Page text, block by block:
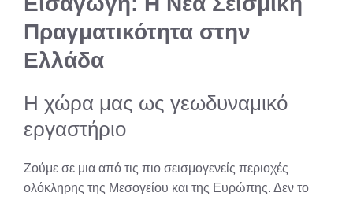
Πραγματικότητα στην
Ελλάδα
Η χώρα μας ως γεωδυναμικό
εργαστήριο
Ζούμε σε μια από τις πιο σεισμογενείς περιοχές
ολόκληρης της Μεσογείου και της Ευρώπης. Δεν το